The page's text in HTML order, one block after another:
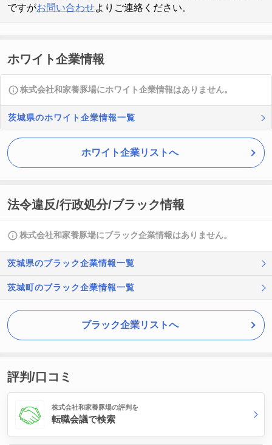
ですがお問い合わせよりご連絡ください。
ホワイト企業情報
株式会社和家養豚場にホワイト企業情報はありません。
茨城県のホワイト企業情報一覧
ホワイト企業リストへ
法令違反/行政処分/ブラック情報
株式会社和家養豚場にブラック企業情報はありません。
茨城県のブラック企業情報一覧
茨城町のブラック企業情報一覧
ブラック企業リストへ
評判/口コミ
株式会社和家養豚場の評判を
転職会議で検索